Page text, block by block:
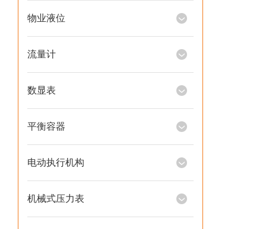
物业液位
流量计
数显表
平衡容器
电动执行机构
机械式压力表